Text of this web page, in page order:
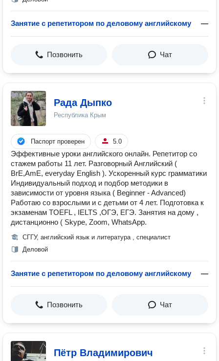
Занятие с репетитором по деловому английскому —
Позвонить Чат
Рада Дыпко
Республика Крым
Паспорт проверен 5.0
Эффективные уроки английского онлайн. Репетитор со
стажем работы 11 лет. Разговорный Английский (
BrE,AmE, everyday English ). Ускоренный курс грамматики
Индивидуальный подход и подбор методики в
зависимости от уровня языка ( Beginner - Advanced)
Работаю со взрослыми и с детьми от 4 лет. Подготовка к
экзаменам TOEFL , IELTS ,ОГЭ, ЕГЭ. Занятия на дому ,
дистанционно ( Skype, Zoom, WhatsApp.
СГГУ, английский язык и литература , специалист
Деловой
Занятие с репетитором по деловому английскому —
Позвонить Чат
Пётр Владимирович